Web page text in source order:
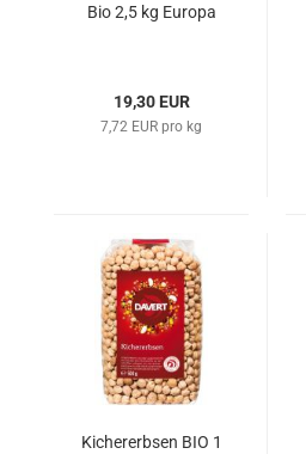
Bio 2,5 kg Europa
19,30 EUR
7,72 EUR pro kg
Kichererbsen BIO 1